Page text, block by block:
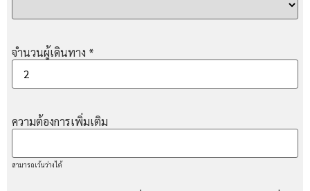
จำนวนผู้เดินทาง *
ความต้องการเพิ่มเติม
สามารถเว้นว่างได้